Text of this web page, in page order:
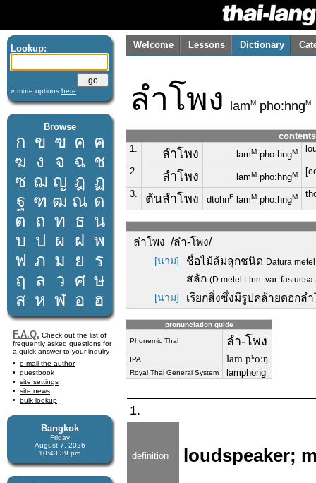
Lookup:
» more options here
Browse
ก ข ฃ ค ฅ
ฆ ง จ ฉ ช
ซ ฌ ญ ฎ ฏ
ฐ ฑ ฒ ณ ด
ต ถ ท ธ น
บ ป ผ ฝ พ
ฟ ภ ม ย
ร
ฤ
ล ว ศ ษ
ส ห ฬ อ ฮ
F.A.Q. Check out the list of
frequently asked questions for
a quick answer to your inquiry
e-mail the author
guestbook
site settings
site news
bulk lookup
Bangkok
Friday
August 7, 2026
10:43:39 pm
Welcome Lessons Dictionary
ลำโพง lamM pho:hngM
1.
ลำโพง lamM pho:hngM
2. ลำโพง lamM pho:hngM
3. ต้นลำโพง dtohnF lamM pho:hngM
ลำโพง /ลำ-โพง/
[นาม] ชื่อไม้ล้มลุกชนิด Datura
สลัก (D.metel Linn. var. fastuosa
[นาม] เรียกสิ่งซึ่งมีรูปคล้ายดอกล
pronunciation guide
Phonemic Thai ลำ-โพง
IPA lam pʰoːŋ
Royal Thai General System lamphong
1.
definition loudspeaker;